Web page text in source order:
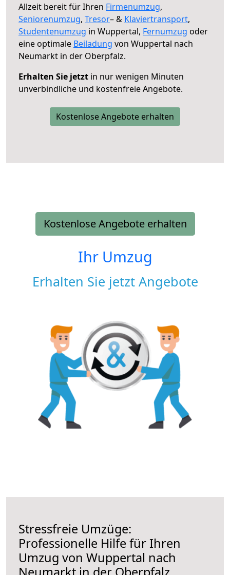
Allzeit bereit für Ihren Firmenumzug,
Seniorenumzug, Tresor– & Klaviertransport,
Studentenumzug in Wuppertal, Fernumzug oder
eine optimale Beiladung von Wuppertal nach
Neumarkt in der Oberpfalz.
Erhalten Sie jetzt in nur wenigen Minuten
unverbindliche und kostenfreie Angebote.
Kostenlose Angebote erhalten
Kostenlose Angebote erhalten
Ihr Umzug
Erhalten Sie jetzt Angebote
Stressfreie Umzüge:
Professionelle Hilfe für Ihren
Umzug von Wuppertal nach